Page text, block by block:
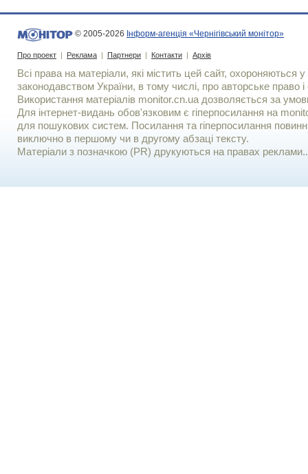
© 2005-2026 Інформ-агенція «Чернігівський монітор»
Про проект | Реклама | Партнери | Контакти | Архів
Всі права на матеріали, які містить цей сайт, охороняються у
законодавством України, в тому числі, про авторське право і
Використання матерiалiв monitor.cn.ua дозволяється за
Для iнтернет-видань обов'язковим є гiперпосилання на
для пошукових систем. Посилання та гіперпосилання
виключно в першому чи в другому абзаці тексту.
Матеріали з позначкою (PR) друкуються на правах реклами..